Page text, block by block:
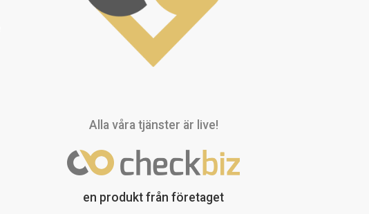
Alla våra tjänster är live!
en produkt från företaget